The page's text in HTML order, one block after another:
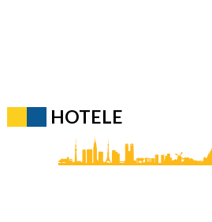
HOTELE